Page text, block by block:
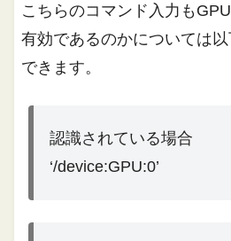
こちらのコマンド入力も
有効であるのかについては
できます。
認識されている場合
‘/device:GPU:0’